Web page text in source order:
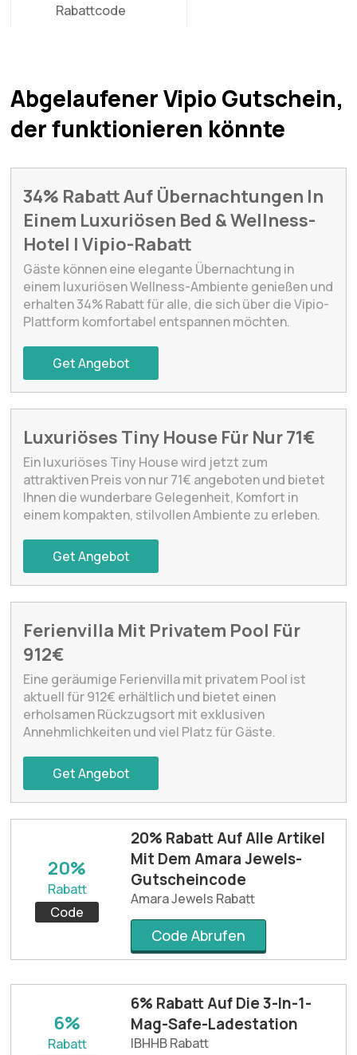
Rabattcode
Abgelaufener Vipio Gutschein,
der funktionieren könnte
34% Rabatt Auf Übernachtungen In
Einem Luxuriösen Bed & Wellness-
Hotel | Vipio-Rabatt
Gäste können eine elegante Übernachtung in
einem luxuriösen Wellness-Ambiente genießen und
erhalten 34% Rabatt für alle, die sich über die Vipio-
Plattform komfortabel entspannen möchten.
Get Angebot
Luxuriöses Tiny House Für Nur 71€
Ein luxuriöses Tiny House wird jetzt zum
attraktiven Preis von nur 71€ angeboten und bietet
Ihnen die wunderbare Gelegenheit, Komfort in
einem kompakten, stilvollen Ambiente zu erleben.
Get Angebot
Ferienvilla Mit Privatem Pool Für
912€
Eine geräumige Ferienvilla mit privatem Pool ist
aktuell für 912€ erhältlich und bietet einen
erholsamen Rückzugsort mit exklusiven
Annehmlichkeiten und viel Platz für Gäste.
Get Angebot
20%
Rabatt
Code
20% Rabatt Auf Alle Artikel
Mit Dem Amara Jewels-
Gutscheincode
Amara Jewels Rabatt
Code Abrufen
6%
Rabatt
6% Rabatt Auf Die 3-In-1-
Mag-Safe-Ladestation
IBHHB Rabatt